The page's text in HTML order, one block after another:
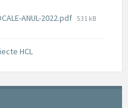
ANUL-2022.pdf File
531 kB
HCL